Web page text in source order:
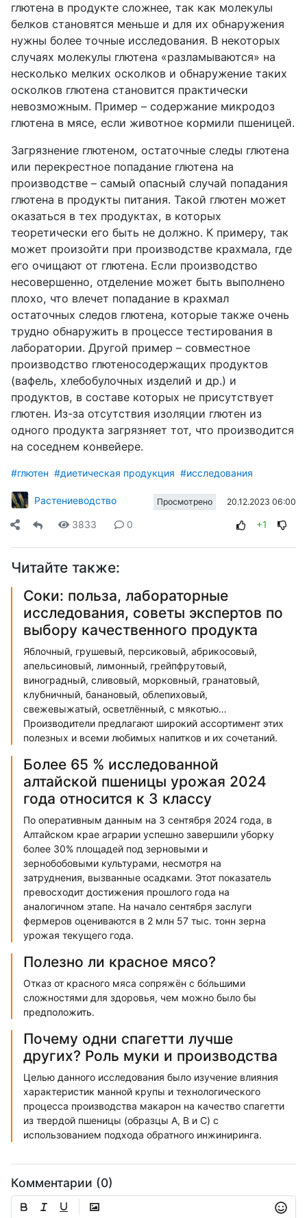
глютена в продукте сложнее, так как молекулы
белков становятся меньше и для их обнаружения
нужны более точные исследования. В некоторых
случаях молекулы глютена «разламываются» на
несколько мелких осколков и обнаружение таких
осколков глютена становится практически
невозможным. Пример – содержание микродоз
глютена в мясе, если животное кормили пшеницей.
Загрязнение глютеном, остаточные следы глютена
или перекрестное попадание глютена на
производстве – самый опасный случай попадания
глютена в продукты питания. Такой глютен может
оказаться в тех продуктах, в которых
теоретически его быть не должно. К примеру, так
может произойти при производстве крахмала, где
его очищают от глютена. Если производство
несовершенно, отделение может быть выполнено
плохо, что влечет попадание в крахмал
остаточных следов глютена, которые также очень
трудно обнаружить в процессе тестирования в
лаборатории. Другой пример – совместное
производство глютеносодержащих продуктов
(вафель, хлебобулочных изделий и др.) и
продуктов, в составе которых не присутствует
глютен. Из-за отсутствия изоляции глютен из
одного продукта загрязняет тот, что производится
на соседнем конвейере.
#глютен #диетическая продукция #исследования
Растениеводство Просмотрено 20.12.2023 06:00
3833 0 +1
Читайте также:
Соки: польза, лабораторные
исследования, советы экспертов по
выбору качественного продукта
Яблочный, грушевый, персиковый, абрикосовый,
апельсиновый, лимонный, грейпфрутовый,
виноградный, сливовый, морковный, гранатовый,
клубничный, банановый, облепиховый,
свежевыжатый, осветлённый, с мякотью…
Производители предлагают широкий ассортимент этих
полезных и всеми любимых напитков и их сочетаний.
Более 65 % исследованной
алтайской пшеницы урожая 2024
года относится к 3 классу
По оперативным данным на 3 сентября 2024 года, в
Алтайском крае аграрии успешно завершили уборку
более 30% площадей под зерновыми и
зернобобовыми культурами, несмотря на
затруднения, вызванные осадками. Этот показатель
превосходит достижения прошлого года на
аналогичном этапе. На начало сентября заслуги
фермеров оцениваются в 2 млн 57 тыс. тонн зерна
урожая текущего года.
Полезно ли красное мясо?
Отказ от красного мяса сопряжён с бо́льшими
сложностями для здоровья, чем можно было бы
предположить.
Почему одни спагетти лучше
других? Роль муки и производства
Целью данного исследования было изучение влияния
характеристик манной крупы и технологического
процесса производства макарон на качество спагетти
из твердой пшеницы (образцы A, B и C) с
использованием подхода обратного инжиниринга.
Комментарии (0)